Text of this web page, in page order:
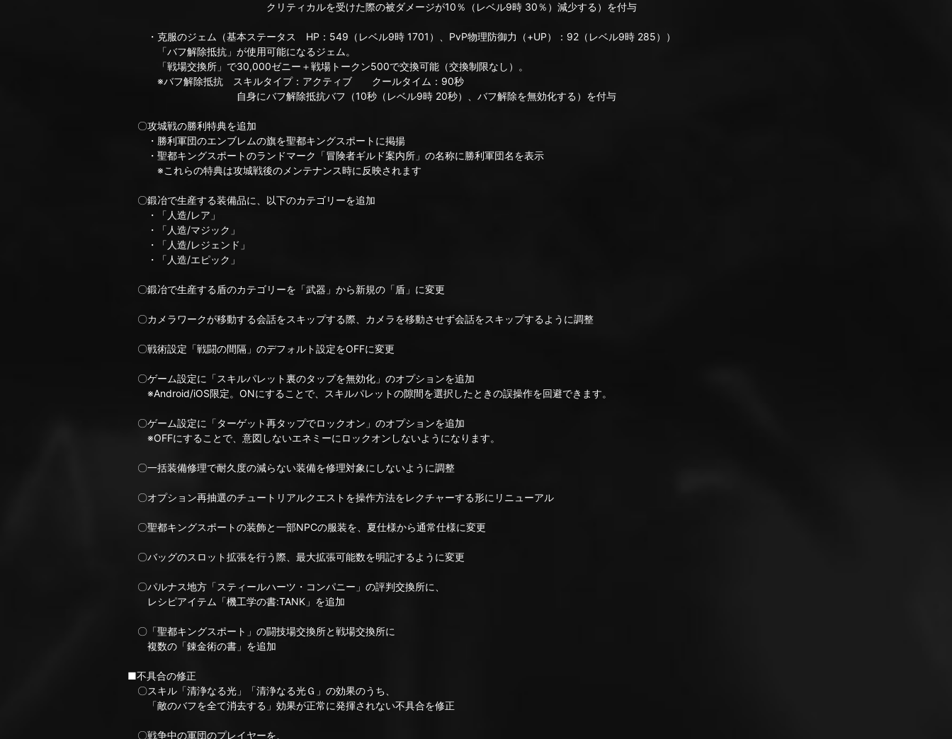
クリティカルを受けた際の被ダメージが10％（レベル9時 30％）減少する）を付与
・克服のジェム（基本ステータス HP：549（レベル9時 1701）、PvP物理防御力（+UP）：92（レベル9時 285））
「バフ解除抵抗」が使用可能になるジェム。
「戦場交換所」で30,000ゼニー＋戦場トークン500で交換可能（交換制限なし）。
※バフ解除抵抗 スキルタイプ：アクティブ クールタイム：90秒
自身にバフ解除抵抗バフ（10秒（レベル9時 20秒）、バフ解除を無効化する）を付与
〇攻城戦の勝利特典を追加
・勝利軍団のエンブレムの旗を聖都キングスポートに掲揚
・聖都キングスポートのランドマーク「冒険者ギルド案内所」の名称に勝利軍団名を表示
※これらの特典は攻城戦後のメンテナンス時に反映されます
〇鍛冶で生産する装備品に、以下のカテゴリーを追加
・「人造/レア」
・「人造/マジック」
・「人造/レジェンド」
・「人造/エピック」
〇鍛冶で生産する盾のカテゴリーを「武器」から新規の「盾」に変更
〇カメラワークが移動する会話をスキップする際、カメラを移動させず会話をスキップするように調整
〇戦術設定「戦闘の間隔」のデフォルト設定をOFFに変更
〇ゲーム設定に「スキルパレット裏のタップを無効化」のオプションを追加
※Android/iOS限定。ONにすることで、スキルパレットの隙間を選択したときの誤操作を回避できます。
〇ゲーム設定に「ターゲット再タップでロックオン」のオプションを追加
※OFFにすることで、意図しないエネミーにロックオンしないようになります。
〇一括装備修理で耐久度の減らない装備を修理対象にしないように調整
〇オプション再抽選のチュートリアルクエストを操作方法をレクチャーする形にリニューアル
〇聖都キングスポートの装飾と一部NPCの服装を、夏仕様から通常仕様に変更
〇バッグのスロット拡張を行う際、最大拡張可能数を明記するように変更
〇パルナス地方「スティールハーツ・コンパニー」の評判交換所に、
レシピアイテム「機工学の書:TANK」を追加
〇「聖都キングスポート」の闘技場交換所と戦場交換所に
複数の「錬金術の書」を追加
■不具合の修正
〇スキル「清浄なる光」「清浄なる光Ｇ」の効果のうち、
「敵のバフを全て消去する」効果が正常に発揮されない不具合を修正
〇戦争中の軍団のプレイヤーを、